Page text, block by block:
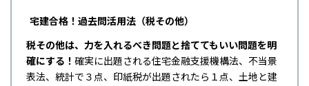
宅建合格！過去問活用法（税その他）
税その他は、力を入れるべき問題と捨ててもいい問題を明
確にする！ 確実に出題される住宅金融支援機構法、不当景
表法、統計で３点、印紙税が出題されたら１点、土地と建